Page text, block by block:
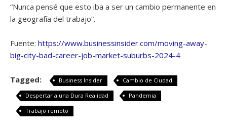
“Nunca pensé que esto iba a ser un cambio permanente en
la geografía del trabajo”.
Fuente: https://www.businessinsider.com/moving-away-
big-city-bad-career-job-market-suburbs-2024-4
Tagged: Business Insider
Cambio de Ciudad
Despertar a una Dura Realidad
Pandemia
Trabajo remoto